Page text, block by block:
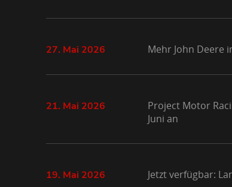
27. Mai 2026 Mehr John Deere
21. Mai 2026
Project Motor
Juni an
19. Mai 2026 Jetzt verfügbar: